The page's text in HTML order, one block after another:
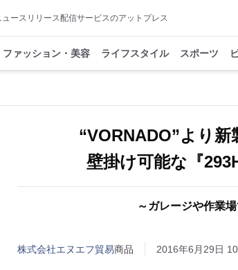
ースリリース配信サービスのアットプレス
ファッション・美容 ライフスタイル スポーツ
“VORNADO”より
壁掛け可能な『
～ガレージや作業
株式会社エヌエフ貿易商品 2016年6月29日